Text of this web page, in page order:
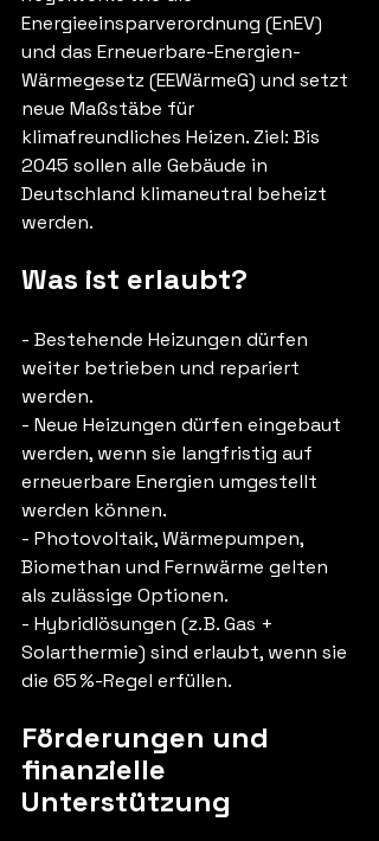
Energieeinsparverordnung (EnEV)
und das Erneuerbare-Energien-
Wärmegesetz (EEWärmeG) und setzt
neue Maßstäbe für
klimafreundliches Heizen. Ziel: Bis
2045 sollen alle Gebäude in
Deutschland klimaneutral beheizt
werden.
Was ist erlaubt?
- Bestehende Heizungen dürfen
weiter betrieben und repariert
werden.
- Neue Heizungen dürfen eingebaut
werden, wenn sie langfristig auf
erneuerbare Energien umgestellt
werden können.
- Photovoltaik, Wärmepumpen,
Biomethan und Fernwärme gelten
als zulässige Optionen.
- Hybridlösungen (z. B. Gas +
Solarthermie) sind erlaubt, wenn sie
die 65 %-Regel erfüllen.
Förderungen und
finanzielle
Unterstützung